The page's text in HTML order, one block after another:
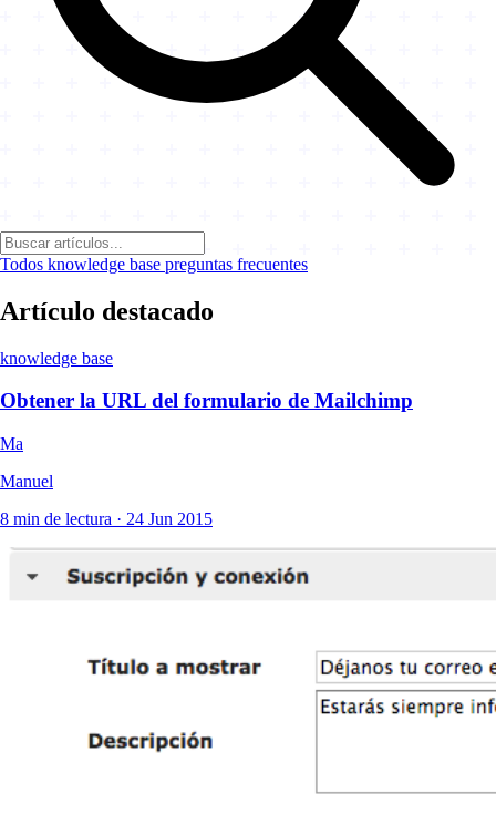
Todos knowledge base preguntas frecuentes
Artículo destacado
knowledge base
Obtener la URL del formulario de Mailchimp
Ma
Manuel
8 min de lectura · 24 Jun 2015